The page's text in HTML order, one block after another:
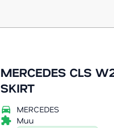
MERCEDES CLS
SKIRT
directions_car MERCEDES
extension Muu